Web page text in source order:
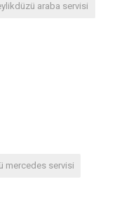
araba servisi
mercedes servisi